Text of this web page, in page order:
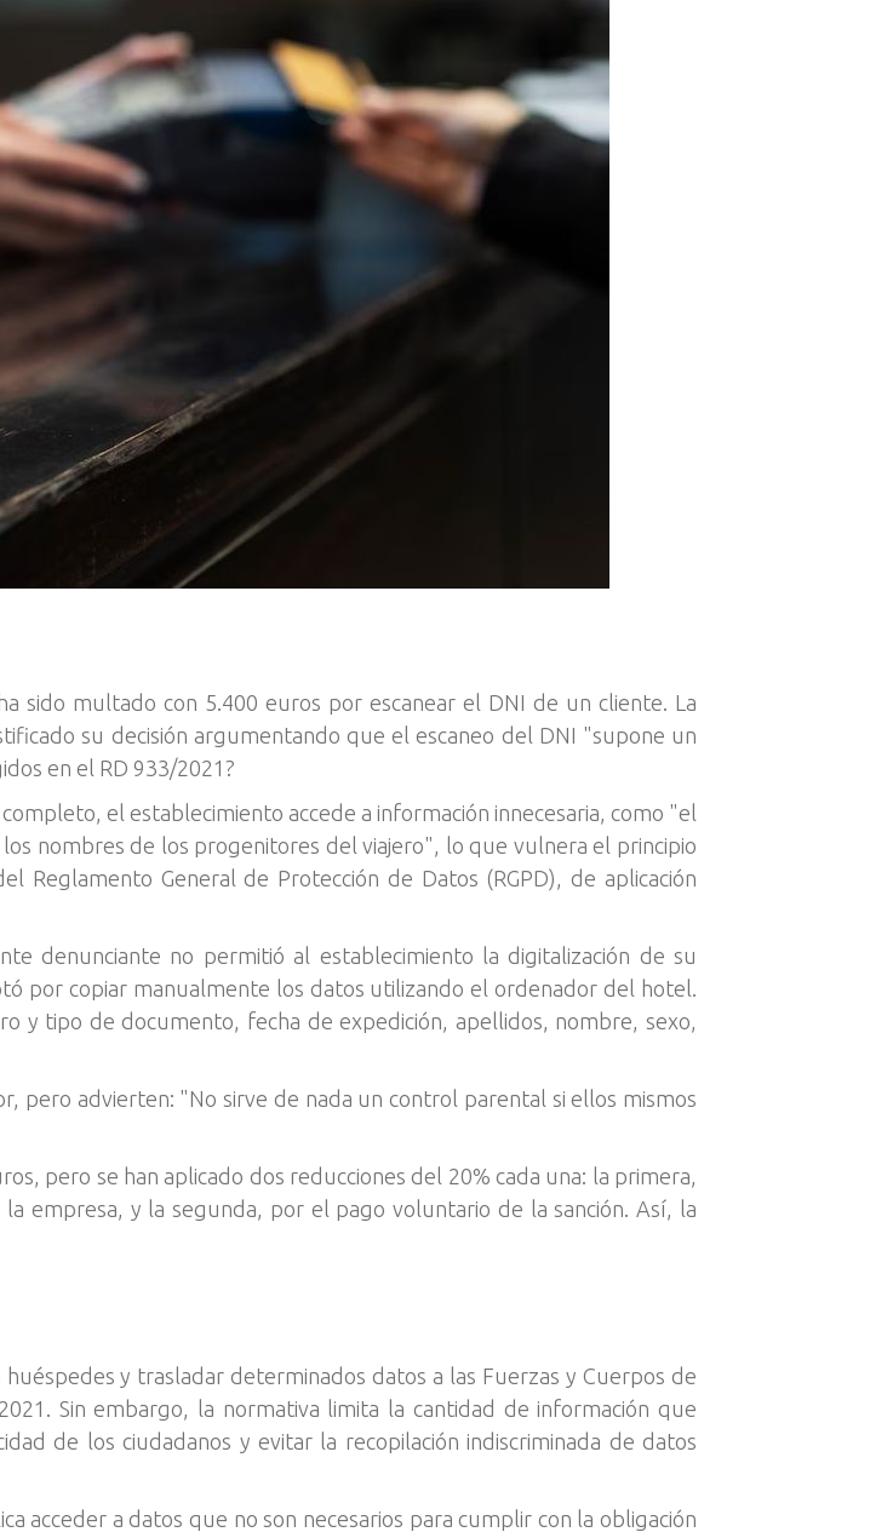
sido multado con 5.400 euros por escanear el DNI de un cliente. La
su decisión argumentando que el escaneo del DNI "supone un
en el RD 933/2021?
el establecimiento accede a información innecesaria, como "el
nombres de los progenitores del viajero", lo que vulnera el principio
Reglamento General de Protección de Datos (RGPD), de aplicación
denunciante no permitió al establecimiento la digitalización de su
por copiar manualmente los datos utilizando el ordenador del hotel.
y tipo de documento, fecha de expedición, apellidos, nombre, sexo,
pero advierten: "No sirve de nada un control parental si ellos mismos
pero se han aplicado dos reducciones del 20% cada una: la primera,
empresa, y la segunda, por el pago voluntario de la sanción. Así, la
y trasladar determinados datos a las Fuerzas y Cuerpos de
Sin embargo, la normativa limita la cantidad de información que
de los ciudadanos y evitar la recopilación indiscriminada de datos
acceder a datos que no son necesarios para cumplir con la obligación